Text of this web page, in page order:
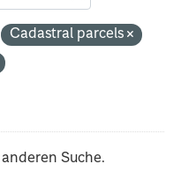
Cadastral parcels
Suche.